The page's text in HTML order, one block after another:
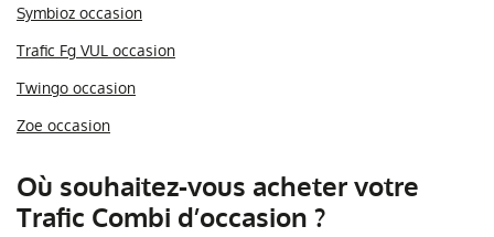
Symbioz occasion
Trafic Fg VUL occasion
Twingo occasion
Zoe occasion
Où souhaitez-vous acheter votre
Trafic Combi d’occasion ?